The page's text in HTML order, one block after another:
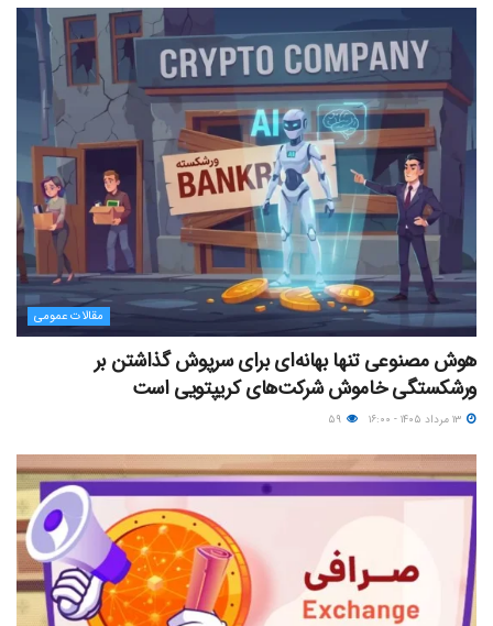
مقالات عمومی
هوش مصنوعی تنها بهانه‌ای برای سرپوش گذاشتن بر
ورشکستگی خاموش شرکت‌های کریپتویی است